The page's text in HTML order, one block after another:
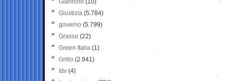
Giannino (10)
Giustizia (5.784)
governo (5.799)
Grasso (22)
Green Italia (1)
Grillo (2.941)
Idv (4)